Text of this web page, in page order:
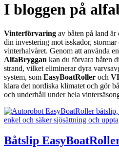
I bloggen på
Vinterförvaring av båten på land är
din investering mot isskador,
vinterhalvåret. Genom att använda en
AlfaBryggan kan du förvara båten
strand, vilket eliminerar dyra
system, som EasyBoatRoller och
klara det nordiska klimatet och gör
och underhåll under hela
Båtslip